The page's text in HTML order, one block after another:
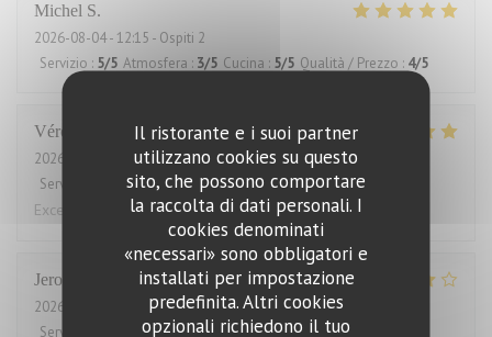
Il ristorante e i suoi partner
utilizzano cookies su questo
sito, che possono comportare
la raccolta di dati personali. I
cookies denominati
«necessari» sono obbligatori e
installati per impostazione
predefinita. Altri cookies
opzionali richiedono il tuo
Michel S
2026-08-04- 12:15 - Ospiti 2
Servizio : 5/5 Atmosfera : 3/5 Cucina : 5/5 Qualità / Prezzo : 4/5
Véronique
2026-08-01
- 19:15 - Ospiti 3
Servizio
Atmosfera: 4/5 Cucina 5/5 Qualità / Prezzo
Excellent!
Jeroen
2026-08-03
- 18:30 - Ospiti 4
Servizio
Atmosfera:4/5 Cucina:5/5 Qualità / Prezzo